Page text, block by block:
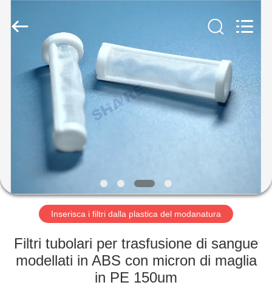
CASA.
PRODOTTI
VIDEO
SU
DI
VISITA
Group
Limited.
Inserisca i filtri dalla plastica del modanatura
Filtri tubolari per trasfusione di sangue
modellati in ABS con micron di maglia
in PE 150um